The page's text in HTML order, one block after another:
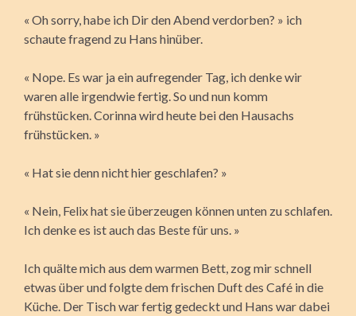
« Oh sorry, habe ich Dir den Abend verdorben? » ich
schaute fragend zu Hans hinüber.
« Nope. Es war ja ein aufregender Tag, ich denke wir
waren alle irgendwie fertig. So und nun komm
frühstücken. Corinna wird heute bei den Hausachs
frühstücken. »
« Hat sie denn nicht hier geschlafen? »
« Nein, Felix hat sie überzeugen können unten zu schlafen.
Ich denke es ist auch das Beste für uns. »
Ich quälte mich aus dem warmen Bett, zog mir schnell
etwas über und folgte dem frischen Duft des Café in die
Küche. Der Tisch war fertig gedeckt und Hans war dabei